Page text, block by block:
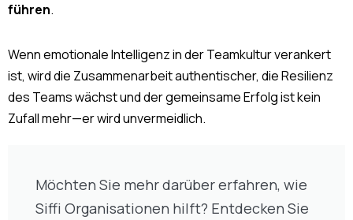
führen.
Wenn emotionale Intelligenz in der Teamkultur verankert
ist, wird die Zusammenarbeit authentischer, die Resilienz
des Teams wächst und der gemeinsame Erfolg ist kein
Zufall mehr—er wird unvermeidlich.
Möchten Sie mehr darüber erfahren, wie
Siffi Organisationen hilft? Entdecken Sie